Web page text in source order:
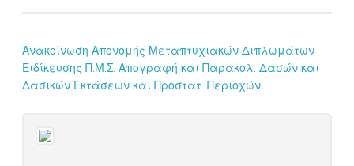
Ανακοίνωση Απονομής Μεταπτυχιακών Διπλωμάτων
Ειδίκευσης Π.Μ.Σ. Απογραφή και Παρακολ. Δασών και
Δασικών Εκτάσεων και Προστατ. Περιοχών